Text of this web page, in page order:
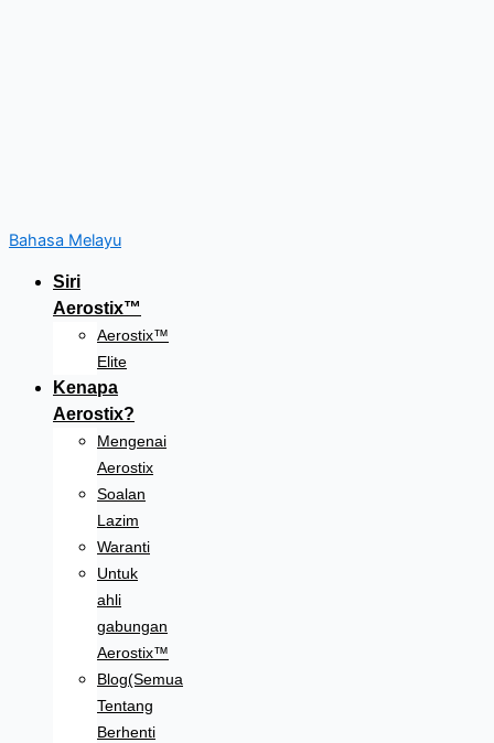
Bahasa Melayu
Siri
Aerostix™
Aerostix™
Elite
Kenapa
Aerostix?
Mengenai
Aerostix
Soalan
Lazim
Waranti
Untuk
ahli
gabungan
Aerostix™
Blog(Semua
Tentang
Berhenti